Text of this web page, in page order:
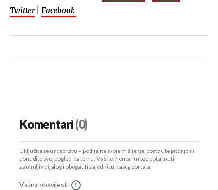
Twitter| Facebook
Komentari(0)
Uključite se u raspravu – podijelite svoje mišljenje, postavite pitanja ili
ponudite svoj pogled na temu. Vaš komentar može potaknuti
zanimljiv dijalog i obogatiti zajednicu našeg portala.
Važna obavijest !